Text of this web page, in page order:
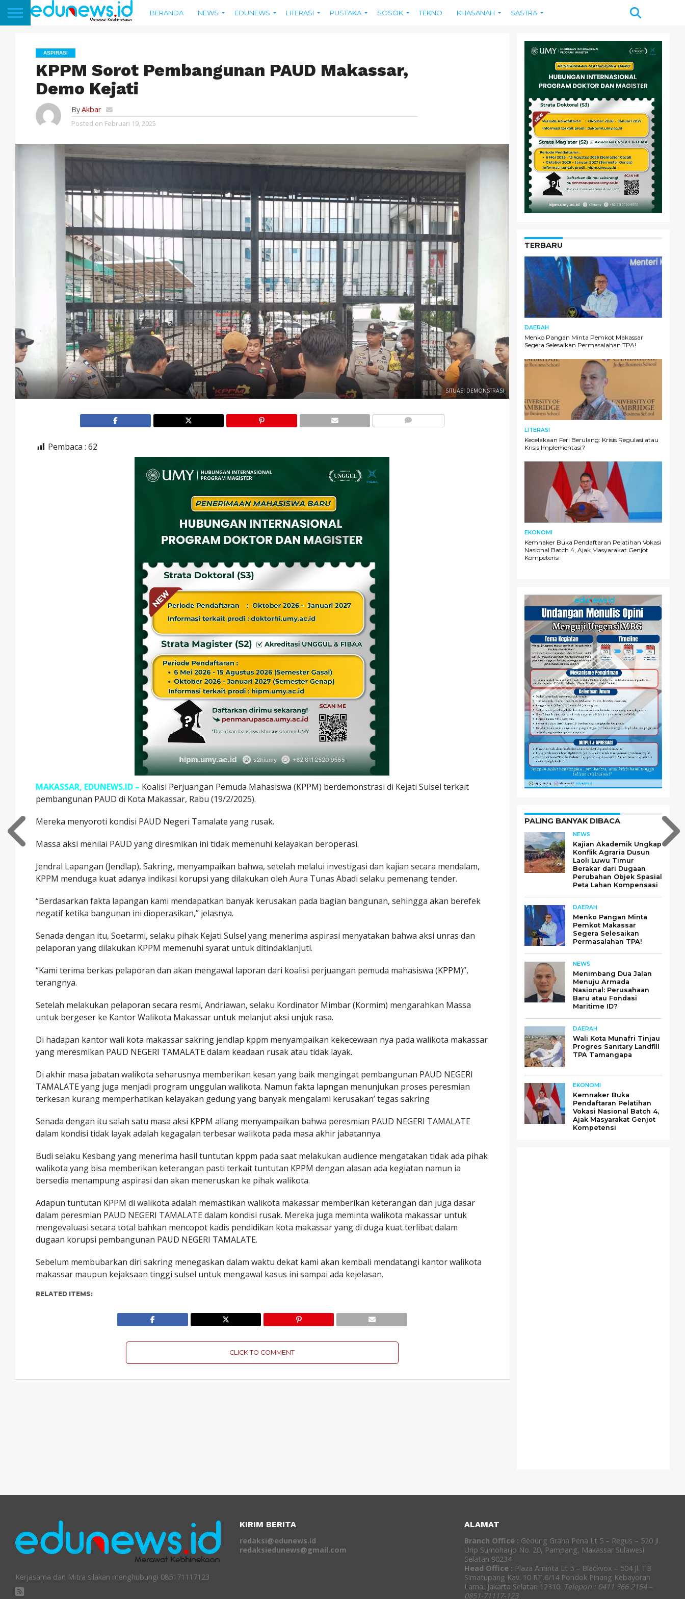
BERANDA NEWS EDUNEWS LITERASI PUSTAKA SOSOK TEKNO KHASANAH SASTRA
ASPIRASI
KPPM Sorot Pembangunan PAUD Makassar,
Demo Kejati
ByAkbar
Posted on Februari 19, 2025
SITUASI DEMONSTRASI
Pembaca : 62
MAKASSAR, EDUNEWS.ID – Koalisi Perjuangan Pemuda Mahasiswa (KPPM) berdemonstrasi di Kejati Sulsel terkait
pembangunan PAUD di Kota Makassar, Rabu (19/2/2025).
Mereka menyoroti kondisi PAUD Negeri Tamalate yang rusak.
Massa aksi menilai PAUD yang diresmikan ini tidak memenuhi kelayakan beroperasi.
Jendral Lapangan (Jendlap), Sakring, menyampaikan bahwa, setelah melalui investigasi dan kajian secara mendalam,
KPPM menduga kuat adanya indikasi korupsi yang dilakukan oleh Aura Tunas Abadi selaku pemenang tender.
“Berdasarkan fakta lapangan kami mendapatkan banyak kerusakan pada bagian bangunan, sehingga akan berefek
negatif ketika bangunan ini dioperasikan,” jelasnya.
Senada dengan itu, Soetarmi, selaku pihak Kejati Sulsel yang menerima aspirasi menyatakan bahwa aksi unras dan
pelaporan yang dilakukan KPPM memenuhi syarat untuk ditindaklanjuti.
“Kami terima berkas pelaporan dan akan mengawal laporan dari koalisi perjuangan pemuda mahasiswa (KPPM)”,
terangnya.
Setelah melakukan pelaporan secara resmi, Andriawan, selaku Kordinator Mimbar (Kormim) mengarahkan Massa
untuk bergeser ke Kantor Walikota Makassar untuk melanjut aksi unjuk rasa.
Di hadapan kantor wali kota makassar sakring jendlap kppm menyampaikan kekecewaan nya pada walikota makassar
yang meresmikan PAUD NEGERI TAMALATE dalam keadaan rusak atau tidak layak.
Di akhir masa jabatan walikota seharusnya memberikan kesan yang baik mengingat pembangunan PAUD NEGERI
TAMALATE yang juga menjadi program unggulan walikota. Namun fakta lapngan menunjukan proses peresmian
terkesan kurang memperhatikan kelayakan gedung yang banyak mengalami kerusakan’ tegas sakring
Senada dengan itu salah satu masa aksi KPPM allang menyampaikan bahwa peresmian PAUD NEGERI TAMALATE
dalam kondisi tidak layak adalah kegagalan terbesar walikota pada masa akhir jabatannya.
Budi selaku Kesbang yang menerima hasil tuntutan kppm pada saat melakukan audience mengatakan tidak ada pihak
walikota yang bisa memberikan keterangan pasti terkait tuntutan KPPM dengan alasan ada kegiatan namun ia
bersedia menampung aspirasi dan akan meneruskan ke pihak walikota.
Adapun tuntutan KPPM di walikota adalah memastikan walikota makassar memberikan keterangan dan juga dasar
dalam peresmian PAUD NEGERI TAMALATE dalam kondisi rusak. Mereka juga meminta walikota makassar untuk
mengevaluasi secara total bahkan mencopot kadis pendidikan kota makassar yang di duga kuat terlibat dalam
dugaan korupsi pembangunan PAUD NEGERI TAMALATE.
Sebelum membubarkan diri sakring menegaskan dalam waktu dekat kami akan kembali mendatangi kantor walikota
makassar maupun kejaksaan tinggi sulsel untuk mengawal kasus ini sampai ada kejelasan.
RELATED ITEMS:
CLICK TO COMMENT
TERBARU
DAERAH
Menko Pangan Minta Pemkot Makassar
Segera Selesaikan Permasalahan TPA!
LITERASI
Kecelakaan Feri Berulang: Krisis Regulasi atau
Krisis Implementasi?
EKONOMI
Kemnaker Buka Pendaftaran Pelatihan Vokasi
Nasional Batch 4, Ajak Masyarakat Genjot
Kompetensi
PALING BANYAK DIBACA
NEWS
Kajian Akademik Ungkap
Konflik Agraria Dusun
Laoli Luwu Timur
Berakar dari Dugaan
Perubahan Objek Spasial
Peta Lahan Kompensasi
DAERAH
Menko Pangan Minta
Pemkot Makassar
Segera Selesaikan
Permasalahan TPA!
NEWS
Menimbang Dua Jalan
Menuju Armada
Nasional: Perusahaan
Baru atau Fondasi
Maritime ID?
DAERAH
Wali Kota Munafri Tinjau
Progres Sanitary Landfill
TPA Tamangapa
EKONOMI
Kemnaker Buka
Pendaftaran Pelatihan
Vokasi Nasional Batch 4,
Ajak Masyarakat Genjot
Kompetensi
Kerjasama dan Mitra silakan menghubungi 085171117123
KIRIM BERITA
redaksi@edunews.id
redaksiedunews@gmail.com
ALAMAT
Branch Office : Gedung Graha Pena Lt 5 – Regus – 520 Jl.
Urip Sumoharjo No. 20, Pampang, Makassar Sulawesi
Selatan 90234
Head Office : Plaza Aminta Lt 5 – Blackvox – 504 Jl. TB
Simatupang Kav. 10 RT.6/14 Pondok Pinang Kebayoran
Lama, Jakarta Selatan 12310. Telepon : 0411 366 2154 –
0851-71117-123